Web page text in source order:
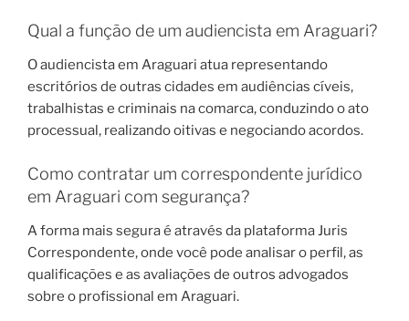
Qual a função de um audiencista em Araguari?
O audiencista em Araguari atua representando
escritórios de outras cidades em audiências cíveis,
trabalhistas e criminais na comarca, conduzindo o ato
processual, realizando oitivas e negociando acordos.
Como contratar um correspondente jurídico
em Araguari com segurança?
A forma mais segura é através da plataforma Juris
Correspondente, onde você pode analisar o perfil, as
qualificações e as avaliações de outros advogados
sobre o profissional em Araguari.